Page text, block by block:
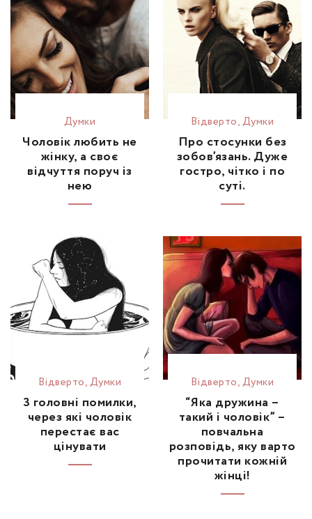
Думки
Чоловік любить не
жінку, а своє
відчуття поруч із
нею
Відвертo,Думки
Про стосунки без
зобов’язань. Дуже
гостро, чітко і по
суті.
Відвертo,Думки
3 головні помилки,
через які чоловік
перестає вас
цінувати
Відвертo,Думки
“Яка дружина –
такий і чоловік” –
повчальна
розповідь, яку варто
прочитати кожній
жінці!